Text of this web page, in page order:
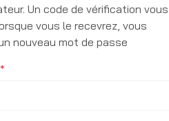
Un code de vérification vous
vous le recevrez, vous
nouveau mot de passe
*